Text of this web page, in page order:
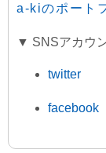
a-kiのポート
▼ SNSアカウ
twitter
facebook